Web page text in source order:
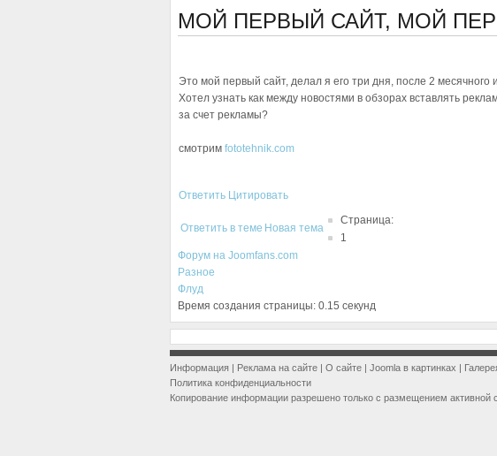
МОЙ ПЕРВЫЙ САЙТ, МОЙ
Это мой первый сайт, делал я его три дня, после 2 месячного
Хотел узнать как между новостями в обзорах вставлять
за счет рекламы?
смотрим fototehnik.com
Ответить Цитировать
Ответить в теме Новая тема
Страница:
1
Форум на Joomfans.com
Разное
Флуд
Время создания страницы: 0.15 секунд
Информация | Реклама на сайте | О сайте | Joomla в картинках |
Политика конфиденциальности
Копирование информации разрешено только с размещением активной